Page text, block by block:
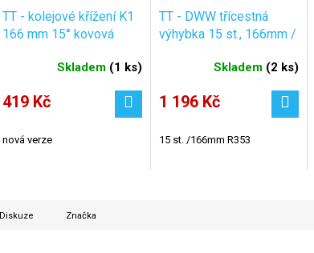
TT - kolejové křížení K1
166 mm 15° kovová
Skladem (1 ks)
419 Kč
nová verze
TT - DWW třícestná
výhybka 15 st., 166mm /
Skladem (2 ks)
1 196 Kč
15 st. /166mm R353
Diskuze Značka